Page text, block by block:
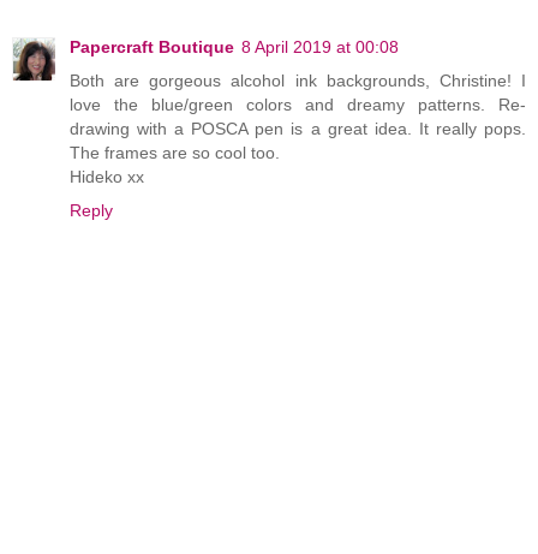
Papercraft Boutique 8 April 2019 at 00:08
Both are gorgeous alcohol ink backgrounds, Christine! I
love the blue/green colors and dreamy patterns. Re-
drawing with a POSCA pen is a great idea. It really pops.
The frames are so cool too.
Hideko xx
Reply